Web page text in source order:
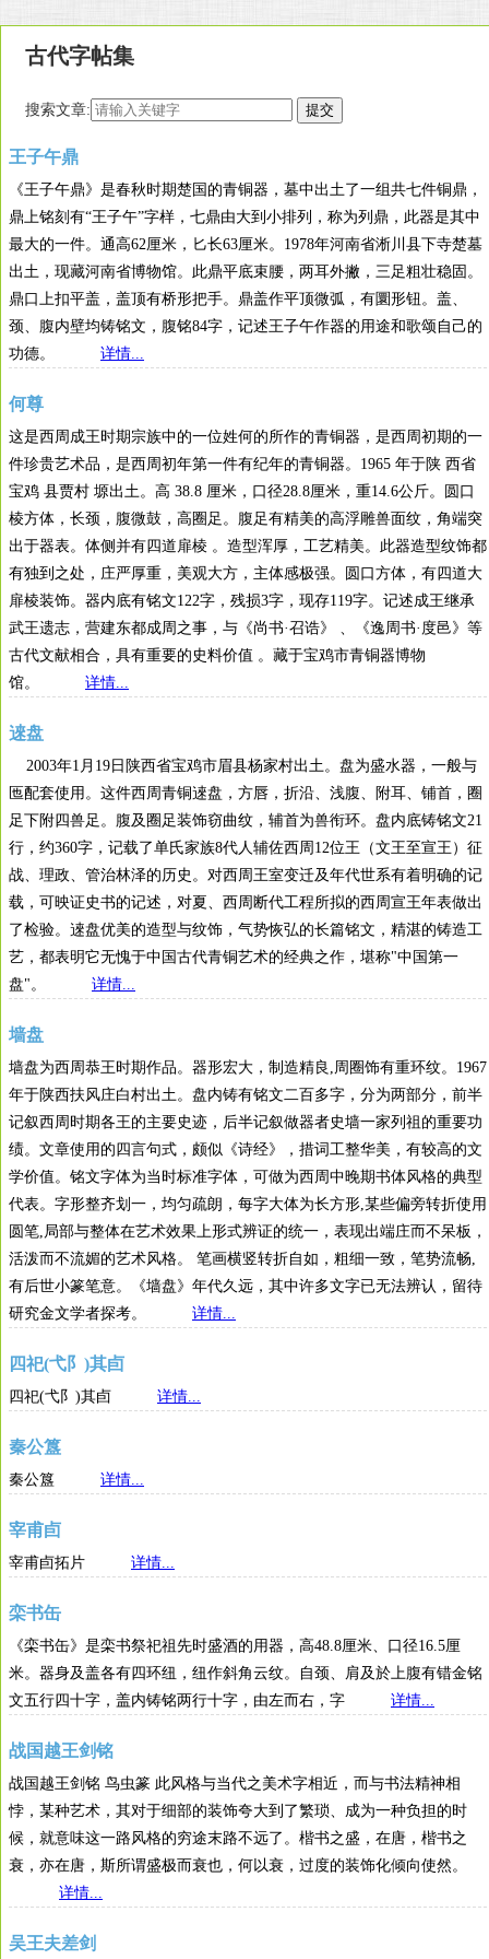
古代字帖集
搜索文章:
王子午鼎
《王子午鼎》是春秋时期楚国的青铜器，墓中出土了一组共七件铜鼎，
鼎上铭刻有“王子午”字样，七鼎由大到小排列，称为列鼎，此器是其中
最大的一件。通高62厘米，匕长63厘米。1978年河南省淅川县下寺楚墓
出土，现藏河南省博物馆。此鼎平底束腰，两耳外撇，三足粗壮稳固。
鼎口上扣平盖，盖顶有桥形把手。鼎盖作平顶微弧，有圜形钮。盖、
颈、腹内壁均铸铭文，腹铭84字，记述王子午作器的用途和歌颂自己的
功德。 详情...
何尊
这是西周成王时期宗族中的一位姓何的所作的青铜器，是西周初期的一
件珍贵艺术品，是西周初年第一件有纪年的青铜器。1965 年于陕 西省
宝鸡 县贾村 塬出土。高 38.8 厘米，口径28.8厘米，重14.6公斤。圆口
棱方体，长颈，腹微鼓，高圈足。腹足有精美的高浮雕兽面纹，角端突
出于器表。体侧并有四道扉棱 。造型浑厚，工艺精美。此器造型纹饰都
有独到之处，庄严厚重，美观大方，主体感极强。圆口方体，有四道大
扉棱装饰。器内底有铭文122字，残损3字，现存119字。记述成王继承
武王遗志，营建东都成周之事，与《尚书·召诰》 、《逸周书·度邑》等
古代文献相合，具有重要的史料价值 。藏于宝鸡市青铜器博物
馆。 详情...
逨盘
2003年1月19日陕西省宝鸡市眉县杨家村出土。盘为盛水器，一般与
匜配套使用。这件西周青铜逨盘，方唇，折沿、浅腹、附耳、铺首，圈
足下附四兽足。腹及圈足装饰窃曲纹，辅首为兽衔环。盘内底铸铭文21
行，约360字，记载了单氏家族8代人辅佐西周12位王（文王至宣王）征
战、理政、管治林泽的历史。对西周王室变迁及年代世系有着明确的记
载，可映证史书的记述，对夏、西周断代工程所拟的西周宣王年表做出
了检验。逨盘优美的造型与纹饰，气势恢弘的长篇铭文，精湛的铸造工
艺，都表明它无愧于中国古代青铜艺术的经典之作，堪称"中国第一
盘"。 详情...
墙盘
墙盘为西周恭王时期作品。器形宏大，制造精良,周圈饰有重环纹。1967
年于陕西扶风庄白村出土。盘内铸有铭文二百多字，分为两部分，前半
记叙西周时期各王的主要史迹，后半记叙做器者史墙一家列祖的重要功
绩。文章使用的四言句式，颇似《诗经》，措词工整华美，有较高的文
学价值。铭文字体为当时标准字体，可做为西周中晚期书体风格的典型
代表。字形整齐划一，均匀疏朗，每字大体为长方形,某些偏旁转折使用
圆笔,局部与整体在艺术效果上形式辨证的统一，表现出端庄而不呆板，
活泼而不流媚的艺术风格。 笔画横竖转折自如，粗细一致，笔势流畅,
有后世小篆笔意。《墙盘》年代久远，其中许多文字已无法辨认，留待
研究金文学者探考。 详情...
四祀(弋阝)其卣
四祀(弋阝)其卣 详情...
秦公簋
秦公簋 详情...
宰甫卣
宰甫卣拓片 详情...
栾书缶
《栾书缶》是栾书祭祀祖先时盛酒的用器，高48.8厘米、口径16.5厘
米。器身及盖各有四环纽，纽作斜角云纹。自颈、肩及於上腹有错金铭
文五行四十字，盖内铸铭两行十字，由左而右，字 详情...
战国越王剑铭
战国越王剑铭 鸟虫篆 此风格与当代之美术字相近，而与书法精神相
悖，某种艺术，其对于细部的装饰夸大到了繁琐、成为一种负担的时
候，就意味这一路风格的穷途末路不远了。楷书之盛，在唐，楷书之
衰，亦在唐，斯所谓盛极而衰也，何以衰，过度的装饰化倾向使然。
详情...
吴王夫差剑